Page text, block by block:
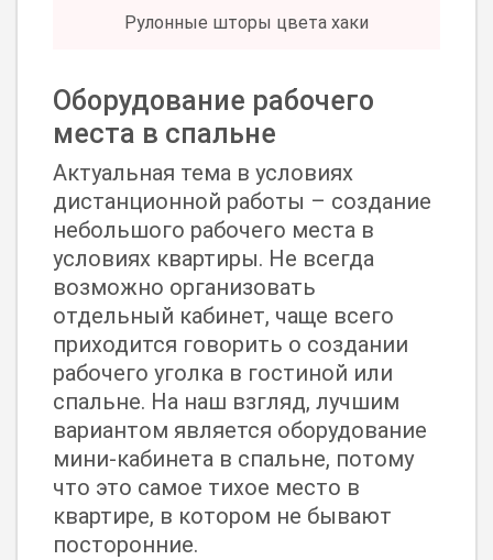
Рулонные шторы цвета хаки
Оборудование рабочего
места в спальне
Актуальная тема в условиях
дистанционной работы – создание
небольшого рабочего места в
условиях квартиры. Не всегда
возможно организовать
отдельный кабинет, чаще всего
приходится говорить о создании
рабочего уголка в гостиной или
спальне. На наш взгляд, лучшим
вариантом является оборудование
мини-кабинета в спальне, потому
что это самое тихое место в
квартире, в котором не бывают
посторонние.